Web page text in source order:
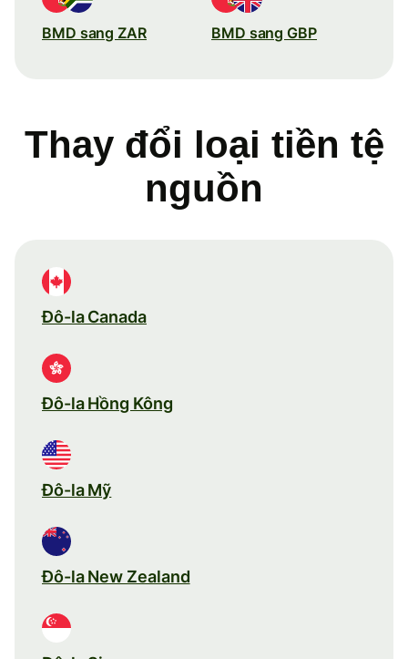
BMD sang ZAR BMD sang GBP
Thay đổi loại tiền tệ
nguồn
Đô-la Canada
Đô-la Hồng Kông
Đô-la Mỹ
Đô-la New Zealand